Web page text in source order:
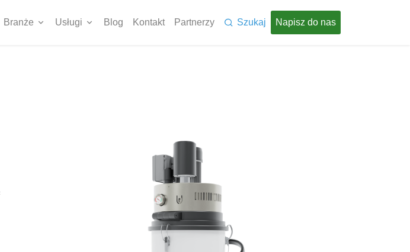
Branże Usługi Blog Kontakt Partnerzy Szukaj Napisz do nas